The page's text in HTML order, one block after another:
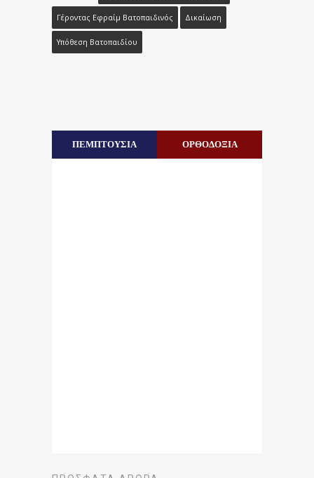
Γέροντας Εφραίμ Βατοπαιδινός Δικαίωση
Υπόθεση Βατοπαιδίου
ΠΕΜΠΤΟΥΣΙΑ ΟΡΘΟΔΟΞΙΑ